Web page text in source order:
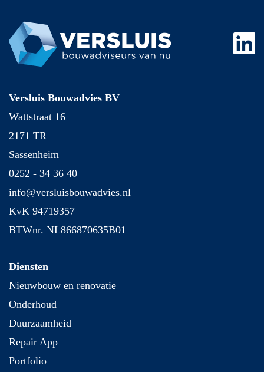
Versluis Bouwadvies BV
Wattstraat 16
2171 TR
Sassenheim
0252 - 34 36 40
info@versluisbouwadvies.nl
KvK 94719357
BTWnr. NL866870635B01
Diensten
Nieuwbouw en renovatie
Onderhoud
Duurzaamheid
Repair App
Portfolio